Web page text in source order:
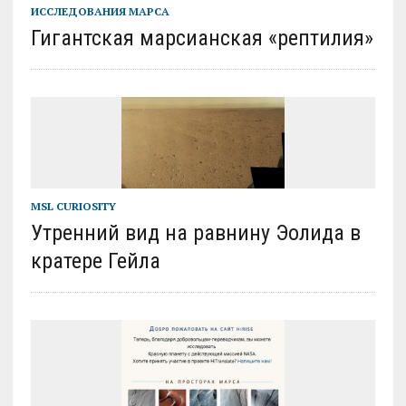
ИССЛЕДОВАНИЯ МАРСА
Гигантская марсианская «рептилия»
MSL CURIOSITY
Утренний вид на равнину Эолида в
кратере Гейла